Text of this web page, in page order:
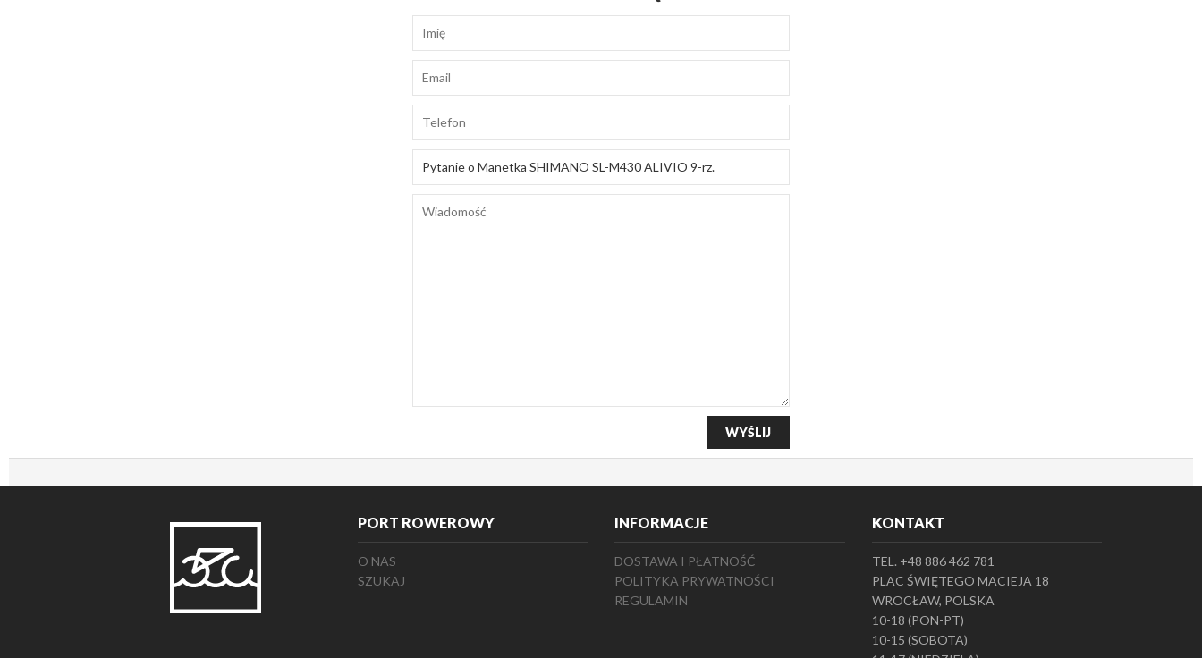
wiadomości
PORT ROWEROWY
O NAS
SZUKAJ
INFORMACJE
DOSTAWA I PŁATNOŚĆ
POLITYKA PRYWATNOŚCI
REGULAMIN
KONTAKT
TEL. +48 886 462 781
PLAC ŚWIĘTEGO MACIEJA 18
WROCŁAW, POLSKA
10-18 (PON-PT)
10-15 (SOBOTA)